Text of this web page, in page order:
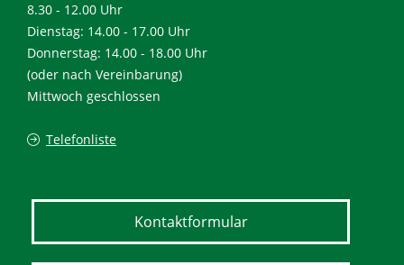
8.30 - 12.00 Uhr
Dienstag: 14.00 - 17.00 Uhr
Donnerstag: 14.00 - 18.00 Uhr
(oder nach Vereinbarung)
Mittwoch geschlossen
Telefonliste
Kontaktformular